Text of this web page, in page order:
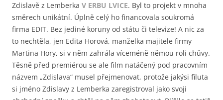
Zdislavě z Lemberka V ERBU LVICE. Byl to projekt v mnoha
směrech unikátní. Úplně celý ho financovala soukromá
firma EDIT. Bez jediné koruny od státu či televize! A nic za
to nechtěla, jen Edita Horová, manželka majitele firmy
Martina Hory, si v něm zahrála víceméně němou roli chůvy.
Těsně před premiérou se ale film natáčený pod pracovním
názvem „Zdislava“ musel přejmenovat, protože jakýsi filuta
si jméno Zdislavy z Lemberka zaregistroval jako svoji